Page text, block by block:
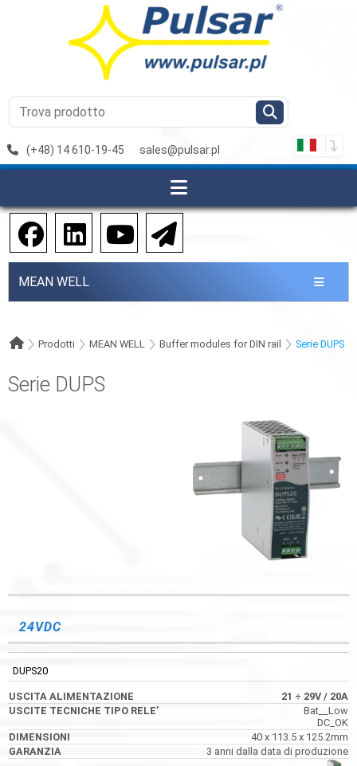
(+48) 14 610-19-45 sales@pulsar.pl
MEAN WELL
Prodotti MEAN WELL Buffer modules for DIN rail Serie DUPS
Serie DUPS
USCITA
USCITE TECNICHE
24VDC
DUPS20
21 ÷ 29V/ 20A
Bat__Low
DC_OK
40 x 113.5 x 125.2mm
3 anni dalla data di produzione